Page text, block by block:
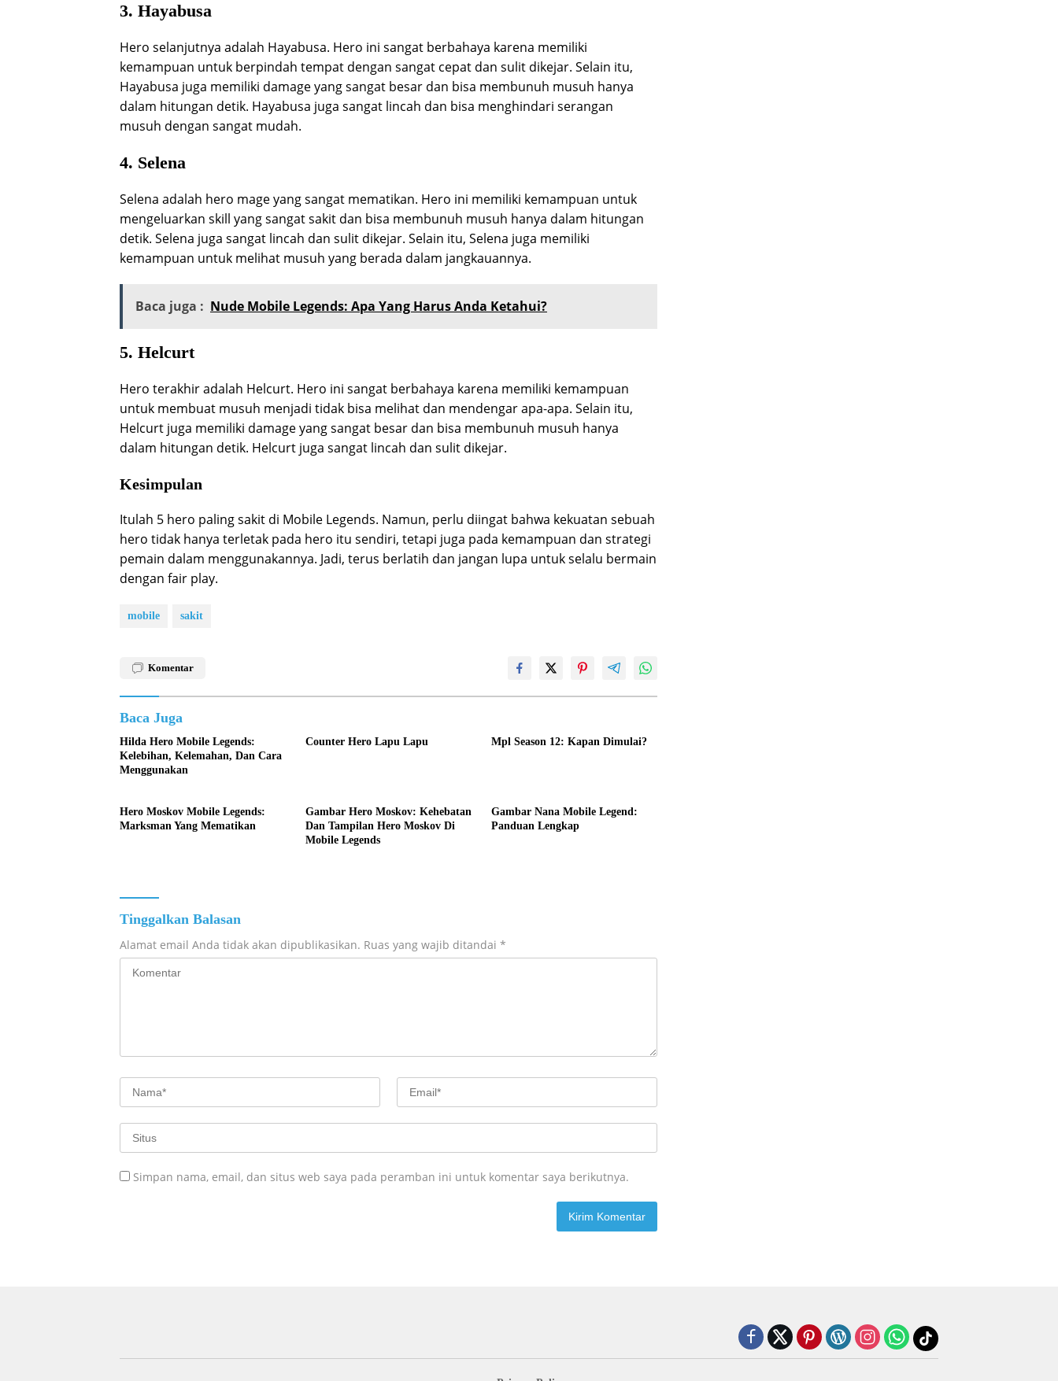
3. Hayabusa
Hero selanjutnya adalah Hayabusa. Hero ini sangat berbahaya karena memiliki
kemampuan untuk berpindah tempat dengan sangat cepat dan sulit dikejar. Selain itu,
Hayabusa juga memiliki damage yang sangat besar dan bisa membunuh musuh hanya
dalam hitungan detik. Hayabusa juga sangat lincah dan bisa menghindari serangan
musuh dengan sangat mudah.
4. Selena
Selena adalah hero mage yang sangat mematikan. Hero ini memiliki kemampuan untuk
mengeluarkan skill yang sangat sakit dan bisa membunuh musuh hanya dalam hitungan
detik. Selena juga sangat lincah dan sulit dikejar. Selain itu, Selena juga memiliki
kemampuan untuk melihat musuh yang berada dalam jangkauannya.
Baca juga : Nude Mobile Legends: Apa Yang Harus Anda Ketahui?
5. Helcurt
Hero terakhir adalah Helcurt. Hero ini sangat berbahaya karena memiliki kemampuan
untuk membuat musuh menjadi tidak bisa melihat dan mendengar apa-apa. Selain itu,
Helcurt juga memiliki damage yang sangat besar dan bisa membunuh musuh hanya
dalam hitungan detik. Helcurt juga sangat lincah dan sulit dikejar.
Kesimpulan
Itulah 5 hero paling sakit di Mobile Legends. Namun, perlu diingat bahwa kekuatan sebuah
hero tidak hanya terletak pada hero itu sendiri, tetapi juga pada kemampuan dan strategi
pemain dalam menggunakannya. Jadi, terus berlatih dan jangan lupa untuk selalu bermain
dengan fair play.
mobile sakit
Komentar
Baca Juga
Hilda Hero Mobile Legends:
Kelebihan, Kelemahan, Dan Cara
Menggunakan
Counter Hero Lapu Lapu Mpl Season 12: Kapan Dimulai?
Hero Moskov Mobile Legends:
Marksman Yang Mematikan
Gambar Hero Moskov: Kehebatan
Dan Tampilan Hero Moskov Di
Mobile Legends
Gambar Nana Mobile Legend:
Panduan Lengkap
Tinggalkan Balasan
Alamat email Anda tidak akan dipublikasikan. Ruas yang wajib ditandai *
Simpan nama, email, dan situs web saya pada peramban ini untuk komentar saya berikutnya.